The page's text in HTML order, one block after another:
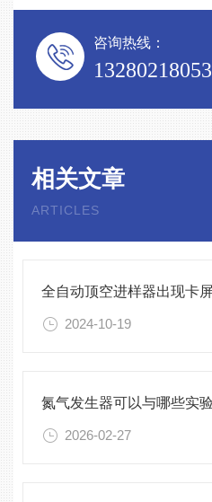
咨询热线：
13280218053
相关文章
ARTICLES
2024-10-19
2026-02-27